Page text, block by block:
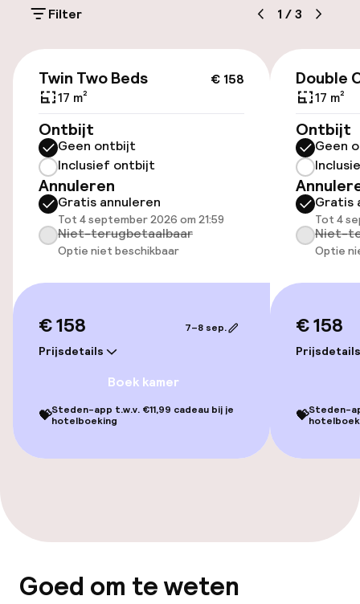
(buiten)
Openbaar parkeren
Toegankelijkheid
Lift
Kamers
Familiekamers beschikbaar
Entertainment
Gratis wifi
Terras
Eet- en drinkdiensten
Filter 1 /3
€ 158
Twin Two Beds
17 m²
Ontbijt
Geen ontbijt
Inclusief ontbijt
Annuleren
Gratis annuleren
Tot 4 september 2026 om 21:59
Niet-terugbetaalbaar
Optie niet beschikbaar
€ 158
Prijsdetails
7–8 sep.
Boek kamer
💝Steden-app t.w.v. €11,99 cadeau bij je
hotelboeking
Double
17 m²
Ontbijt
Geen
Gratis
Tot 4
Niet-
Optie
€ 158
Prijsdetails
💝Steden-
Goed om te weten